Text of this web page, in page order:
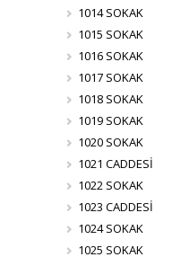
1014 SOKAK
1015 SOKAK
1016 SOKAK
1017 SOKAK
1018 SOKAK
1019 SOKAK
1020 SOKAK
1021 CADDESİ
1022 SOKAK
1023 CADDESİ
1024 SOKAK
1025 SOKAK